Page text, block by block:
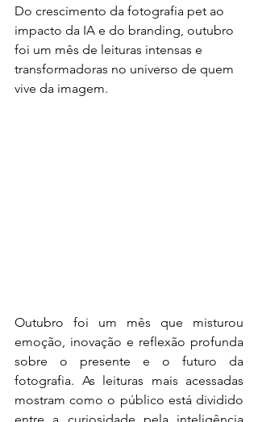
Do crescimento da fotografia pet ao
impacto da IA e do branding, outubro
foi um mês de leituras intensas e
transformadoras no universo de quem
vive da imagem.
Outubro foi um mês que misturou
emoção, inovação e reflexão profunda
sobre o presente e o futuro da
fotografia. As leituras mais acessadas
mostram como o público está dividido